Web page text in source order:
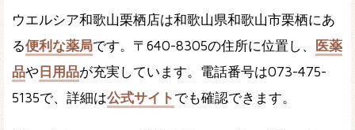
ウエルシア和歌山栗栖店は和歌山県和歌山市栗栖にあ
る便利な薬局です。〒640-8305の住所に位置し、
医薬
品や日用品が充実しています。電話番号は073-475-
5135で、詳細は公式サイト でも確認できます。